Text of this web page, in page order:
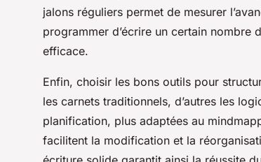
jalons réguliers permet de mesurer
programmer d’écrire un certain nombre
efficace.
Enfin, choisir les bons outils pour
les carnets traditionnels, d’autres les
planification, plus adaptées au
facilitent la modification et la